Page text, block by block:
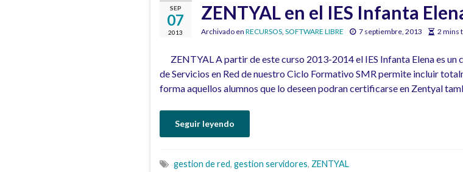
SEP
07
2013
ZENTYAL en el IES Infanta
Archivado en RECURSOS, SOFTWARE LIBRE 7 septiembre, 2013 2 mins
ZENTYAL A partir de este curso 2013-2014 el IES Infanta Elena es
de Servicios en Red de nuestro Ciclo Formativo SMR permite incluir
forma aquellos alumnos que lo deseen podran certificarse en Zentyal
Seguir leyendo
gestion de red, gestion servidores, ZENTYAL